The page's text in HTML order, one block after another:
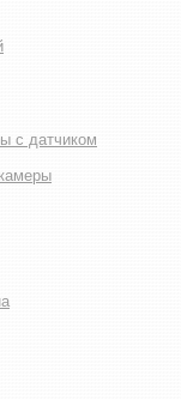
с датчиком